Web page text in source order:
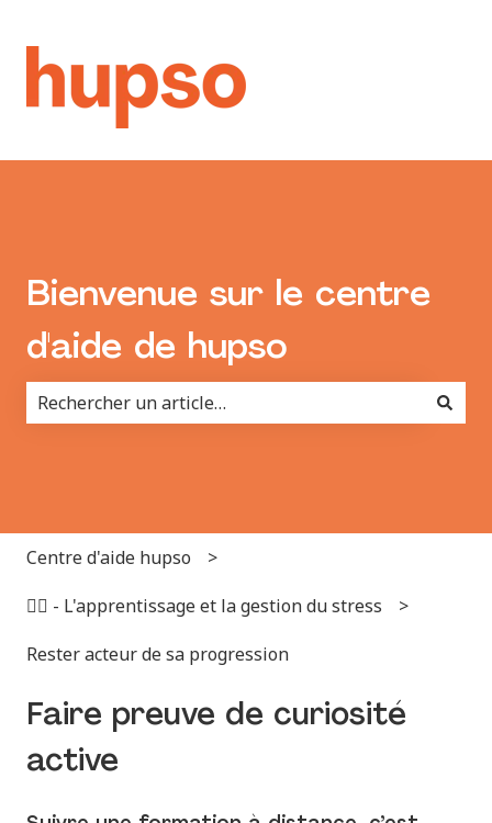
Bienvenue sur le centre
d'aide de hupso
Centre d'aide hupso
✌🏻 - L'apprentissage et la gestion du stress
Rester acteur de sa progression
Faire preuve de curiosité
active